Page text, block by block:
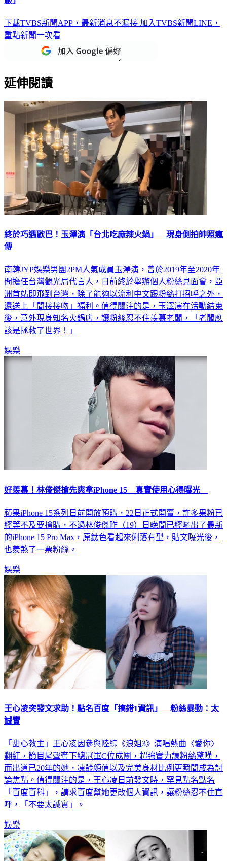
下載TVBS新聞APP，最新消息不漏接 加入TVBS新聞LINE，
重點新聞一次看
延伸閱讀
終於巧遇歐巴！玉澤演「台北吃麻辣火鍋」 現身側拍帥照瘋
傳
南韓JYP娛樂男團2PM人氣成員玉澤演，曾於2019年至2020年
間擔任台灣觀光局代言人，日前終於舉辦個人粉絲見面會，亞
洲首站即飛到台灣，除了能夠以流利中文跟粉絲打招呼之外，
還送上「間接接吻」福利。值得關注的是，玉澤演在活動結束
後，意外現身知名火鍋店，讓粉絲忍不住羨慕老闆，「老闆應
該是拯救了世界！」
娛樂
好羨慕！林俊傑搶先爽拿iPhone 15 真實使用心得曝光
蘋果iPhone 15系列日前開放預購，22日正式開賣，許多果粉已
經等不及要搶購，不過林俊傑昨（19）日晚間已經曬出了最新
的iPhone 15 Pro Max，原鈦色看起來俐落有型，貼文曝光後，
也羨煞了一票粉絲。
娛樂
王心凌突發文求助！點名百度「搞錯1資訊」 粉絲暴動：太
誠實
「甜心教主」王心凌因參與陸綜《浪姐3》演唱熱曲〈愛你〉
翻紅，節目尾聲奪下總冠軍C位成團，超強實力讓粉絲驚嘆，
而出道已20年的她，凍齡顏值以及完美身材比例更瞬間成為討
論焦點。值得關注的是，王心凌日前發文時，罕見點名點名
「百度百科」，請求百度幫她更改個人資訊，讓粉絲忍不住直
呼，「不要太誠實」。
娛樂